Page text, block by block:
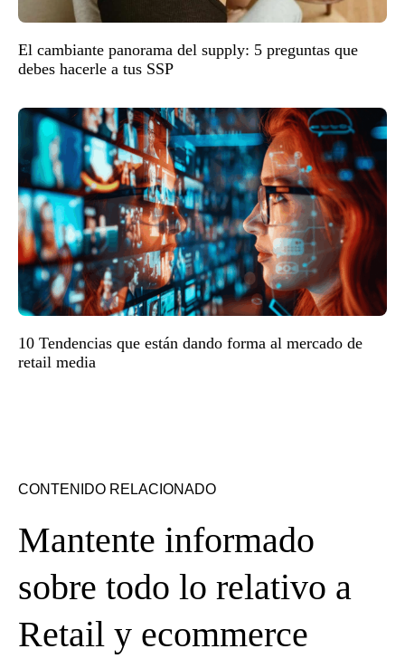
El cambiante panorama del supply: 5 preguntas que
debes hacerle a tus SSP
10 Tendencias que están dando forma al mercado de
retail media
CONTENIDO RELACIONADO
Mantente informado
sobre todo lo relativo a
Retail y ecommerce